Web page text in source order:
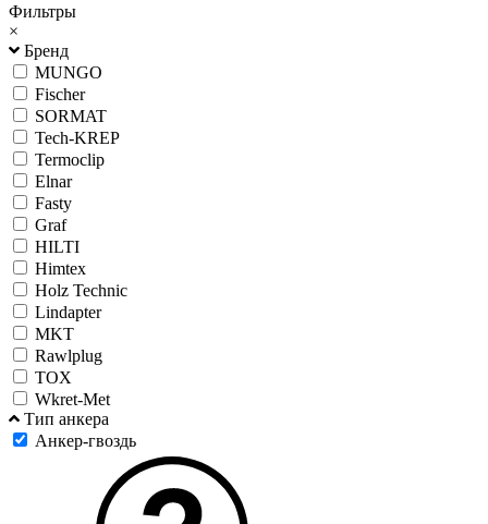
Фильтры
×
Бренд
MUNGO
Fischer
SORMAT
Tech-KREP
Termoclip
Elnar
Fasty
Graf
HILTI
Himtex
Holz Technic
Lindapter
MKT
Rawlplug
TOX
Wkret-Met
Тип анкера
Анкер-гвоздь